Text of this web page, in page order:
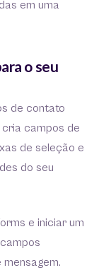
em uma
o seu
de contato
campos de
de seleção e
do seu
e iniciar um